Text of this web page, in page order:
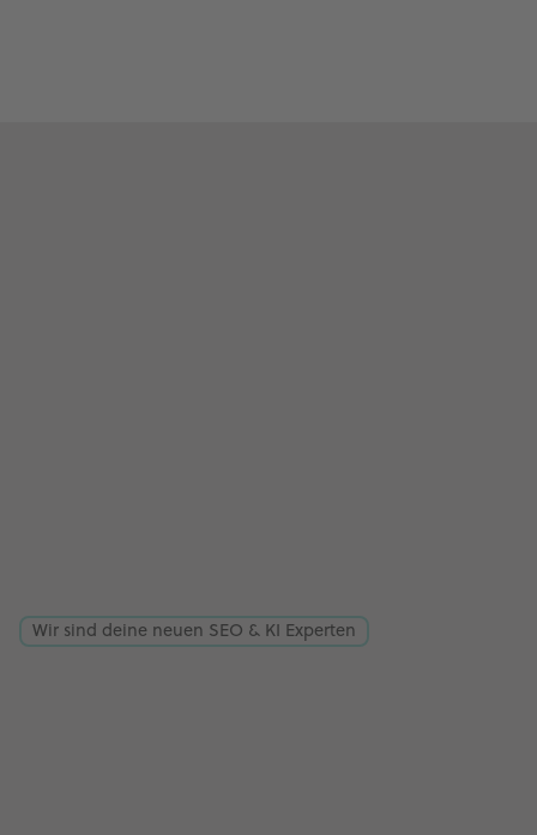
Wir sind deine neuen SEO & KI Experten